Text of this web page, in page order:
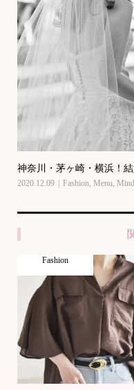
神奈川・茅ヶ崎・横浜！
2020.12.09 Fashion Menu Mind
Fashion